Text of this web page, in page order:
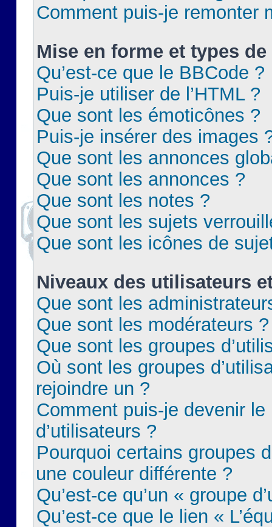
Comment puis-je remonter
Mise en forme et types
Qu’est-ce que le BBCode ?
Puis-je utiliser de l’HTML ?
Que sont les émoticônes ?
Puis-je insérer des images
Que sont les annonces
Que sont les annonces ?
Que sont les notes ?
Que sont les sujets
Que sont les icônes de
Niveaux des utilisateurs
Que sont les
Que sont les modérateurs ?
Que sont les groupes
Où sont les groupes
rejoindre un ?
Comment puis-je devenir le
d’utilisateurs ?
Pourquoi certains groupes
une couleur différente ?
Qu’est-ce qu’un « groupe
Qu’est-ce que le lien «